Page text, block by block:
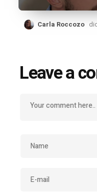
Carla Roccozo
Leave a